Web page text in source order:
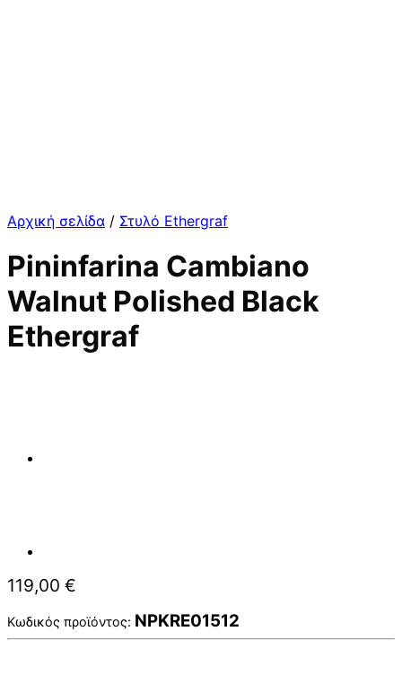
Αρχική σελίδα / Στυλό Ethergraf
Pininfarina Cambiano
Walnut Polished Black
Ethergraf
119,00 €
Κωδικός προϊόντος: NPKRE01512